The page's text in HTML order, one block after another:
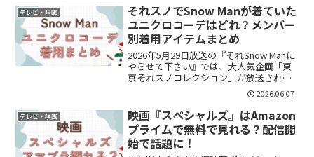
んはいじわる』の主題歌で、作品の恋愛
関係をそのまま表現...
テレビ・映画
それスノでSnow Manが着ていた
ユニクロコーデはどれ？メンバー
別着用アイテムまとめ
2026年5月29日放送の『それSnow Manに
やらせて下さい』では、大人気企画「東
京それスノコレクション」が放送されま
した。今回のテーマは「マネしたくなる
親子お出かけコーデ」。Snow Manメンバ
ーがユニクロのアイテムを使ったコーデ
ィ...
2026.06.07
テレビ・映画
映画『スペシャルズ』はAmazon
プライムで無料で見れる？配信開
始で話題に！